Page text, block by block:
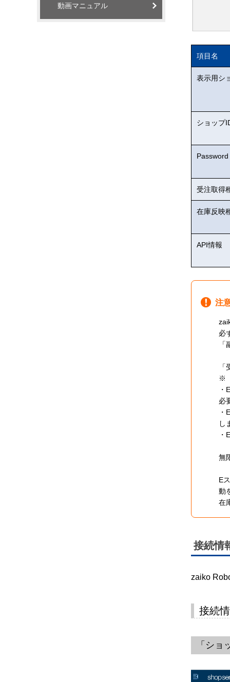
動画マニュアル
項目名
表示用シ
ショップ
Password
受注取得
在庫反映
API情報
注
必
※
必
し
無
E
動
在
接続情
zaiko
接続
「ショ